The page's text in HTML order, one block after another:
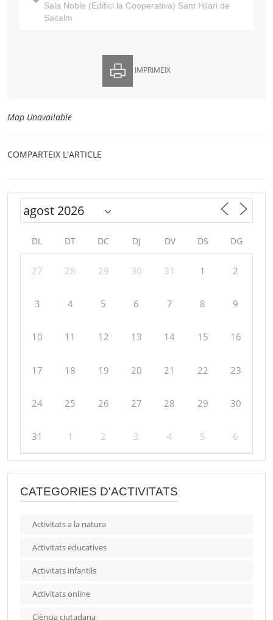
Sala Noble (Edifici la Cooperativa) Sant Hilari de
Sacalm
IMPRIMEIX
Map Unavailable
COMPARTEIX L'ARTICLE
DL DT DC DJ DV DS DG
27 28 29 30 31 1 2
3 4 5 6 7 8 9
10 11 12 13 14 15 16
17 18 19 20 21 22 23
24 25 26 27 28 29 30
31 1 2 3 4 5 6
CATEGORIES D'ACTIVITATS
Activitats a la natura
Activitats educatives
Activitats infantils
Activitats online
Ciència ciutadana